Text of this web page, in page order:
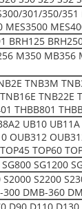
301/350/
BRH125
M350
TNB3M
THBB801
UB10
OUB312
TOP60
SG1200
S2000 S2200
DMB-360